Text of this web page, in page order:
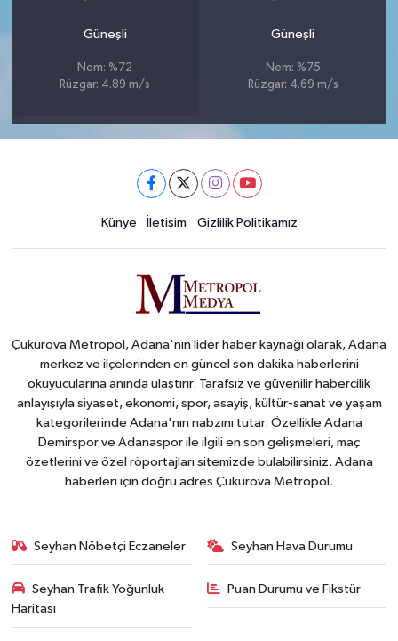
Güneşli
Nem: %72
Rüzgar: 4.89 m/s
Güneşli
Nem: %75
Rüzgar: 4.69 m/s
Künye İletişim Gizlilik Politikamız
Çukurova Metropol, Adana'nın lider haber kaynağı olarak, Adana
merkez ve ilçelerinden en güncel son dakika haberlerini
okuyucularına anında ulaştırır. Tarafsız ve güvenilir habercilik
anlayışıyla siyaset, ekonomi, spor, asayiş, kültür-sanat ve yaşam
kategorilerinde Adana'nın nabzını tutar. Özellikle Adana
Demirspor ve Adanaspor ile ilgili en son gelişmeleri, maç
özetlerini ve özel röportajları sitemizde bulabilirsiniz. Adana
haberleri için doğru adres Çukurova Metropol.
Seyhan Nöbetçi Eczaneler Seyhan Hava Durumu
Seyhan Trafik Yoğunluk
Haritası
Puan Durumu ve Fikstür